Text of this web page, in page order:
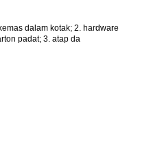
dalam kotak; 2. hardware
padat; 3. atap da